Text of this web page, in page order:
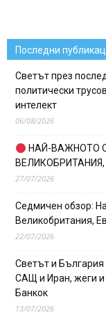
Последни
Светът през
политически
интелект
06/08/2026
НАЙ-ВАЖНОТО
27/07/2026
Седмичен обзор:
Великобритания,
22/07/2026
Светът и
САЩ и Иран, жеги и
Банкок
13/07/2026